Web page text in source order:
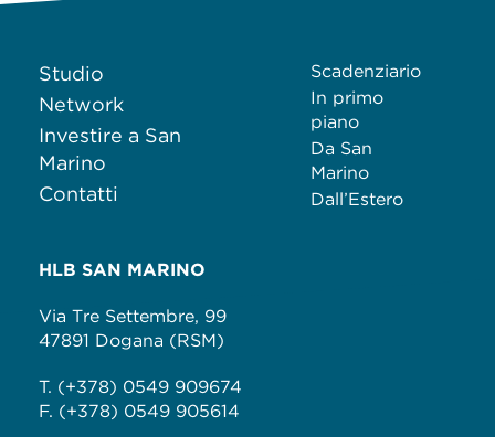
Studio
Network
Investire a San
Marino
Contatti
Scadenziario
In primo
piano
Da San
Marino
Dall’Estero
HLB SAN MARINO
Via Tre Settembre, 99
47891 Dogana (RSM)
T. (+378) 0549 909674
F. (+378) 0549 905614